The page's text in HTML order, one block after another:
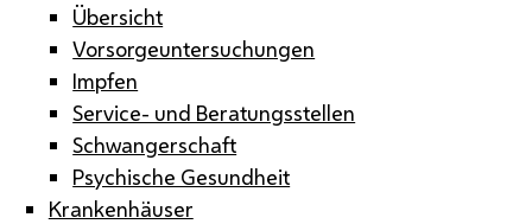
Übersicht
Vorsorgeuntersuchungen
Impfen
Service- und Beratungsstellen
Schwangerschaft
Psychische Gesundheit
Krankenhäuser